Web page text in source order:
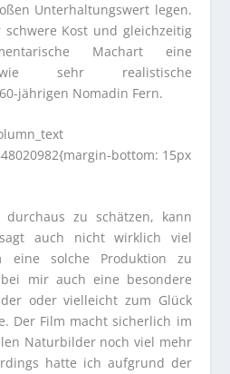
Unterhaltungswert legen.
schwere Kost und gleichzeitig
Machart eine
sehr realistische
jährigen Nomadin Fern.
bottom: 15px
zu schätzen, kann
auch nicht wirklich viel
eine solche Produktion zu
mir auch eine besondere
oder vielleicht zum Glück
Der Film macht sicherlich im
Naturbilder noch viel mehr
hatte ich aufgrund der